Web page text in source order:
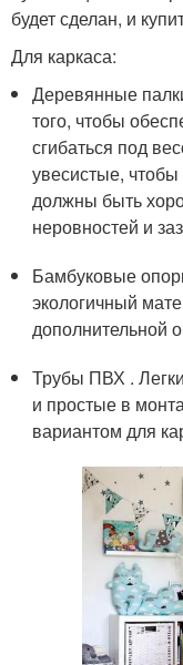
будет сделан, и
Для каркаса:
Деревянные
того, чтобы
сгибаться под
увесистые,
должны быть
неровностей и
Бамбуковые
экологичный
дополнительной
Трубы ПВХ .
и простые в
вариантом для